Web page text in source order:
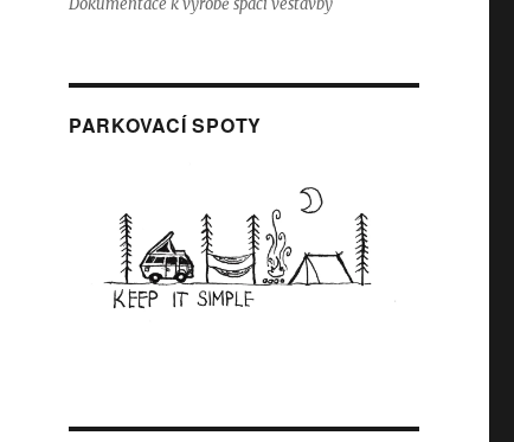
Dokumentace k výrobě spací vestavby
PARKOVACÍ SPOTY